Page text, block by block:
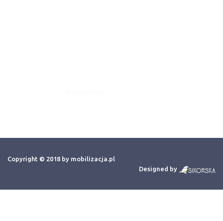
Copyright © 2018 by mobilizacja.pl
Designed by